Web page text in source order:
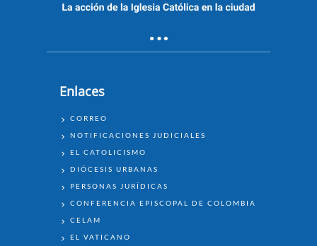
Enlaces
ENLACES
CORREO
NOTIFICACIONES JUDICIALES
EL CATOLICISMO
DIÓCESIS URBANAS
PERSONAS JURÍDICAS
CONFERENCIA EPISCOPAL DE COLOMBIA
CELAM
EL VATICANO